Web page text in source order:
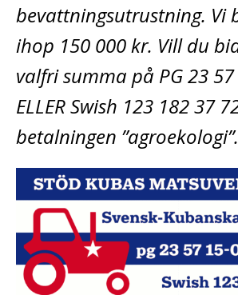
bevattningsutrustning. Vi
ihop 150 000 kr. Vill du
valfri summa på PG 23
ELLER Swish 123 182 37
betalningen